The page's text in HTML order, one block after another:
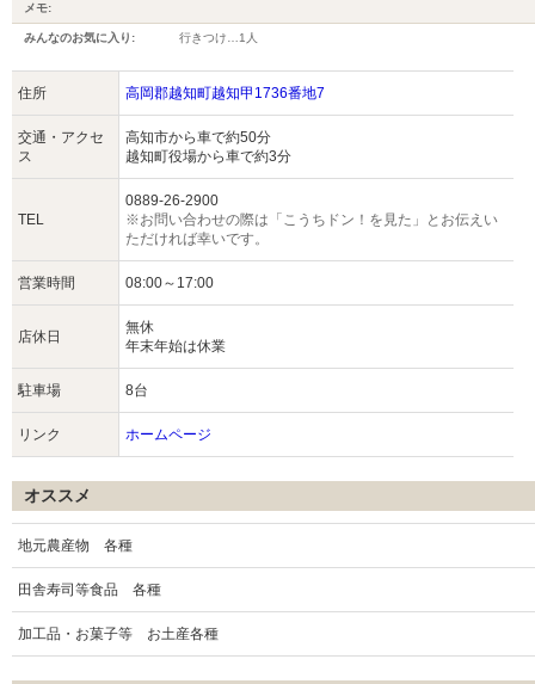
メモ:
みんなのお気に入り: 行きつけ… 1人
住所 高岡郡越知町越知甲1736番地7
交通・アクセ
ス
高知市から車で約50分
越知町役場から車で約3分
TEL
0889-26-2900
※お問い合わせの際は「こうちドン！を見た」とお伝えい
ただければ幸いです。
営業時間 08:00～17:00
店休日
無休
年末年始は休業
駐車場 8台
リンク ホームページ
オススメ
地元農産物 各種
田舎寿司等食品 各種
加工品・お菓子等 お土産各種